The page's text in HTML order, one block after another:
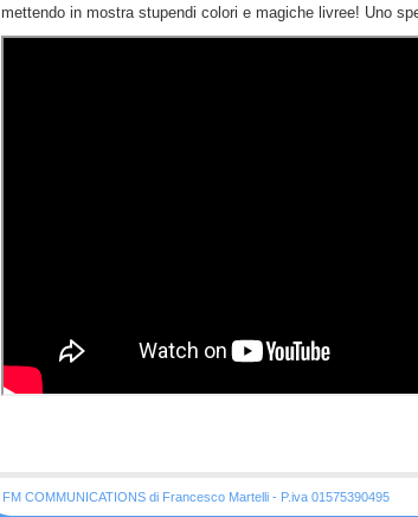
mettendo in mostra stupendi colori e magiche livree! Uno
FM COMMUNICATIONS di Francesco Martelli - P.iva 01575390495